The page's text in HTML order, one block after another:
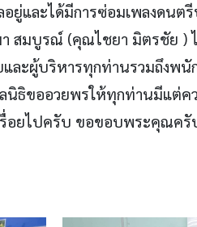
ยู่และได้มีการซ่อมเพลงดนต
สมบูรณ์ (คุณไชยา มิตรชัย )
ะผู้บริหารทุกท่านรวมถึงพนั
นิธิขออวยพรให้ทุกท่านมีแต่
รื่อยไปครับ ขอขอบพระคุณครั